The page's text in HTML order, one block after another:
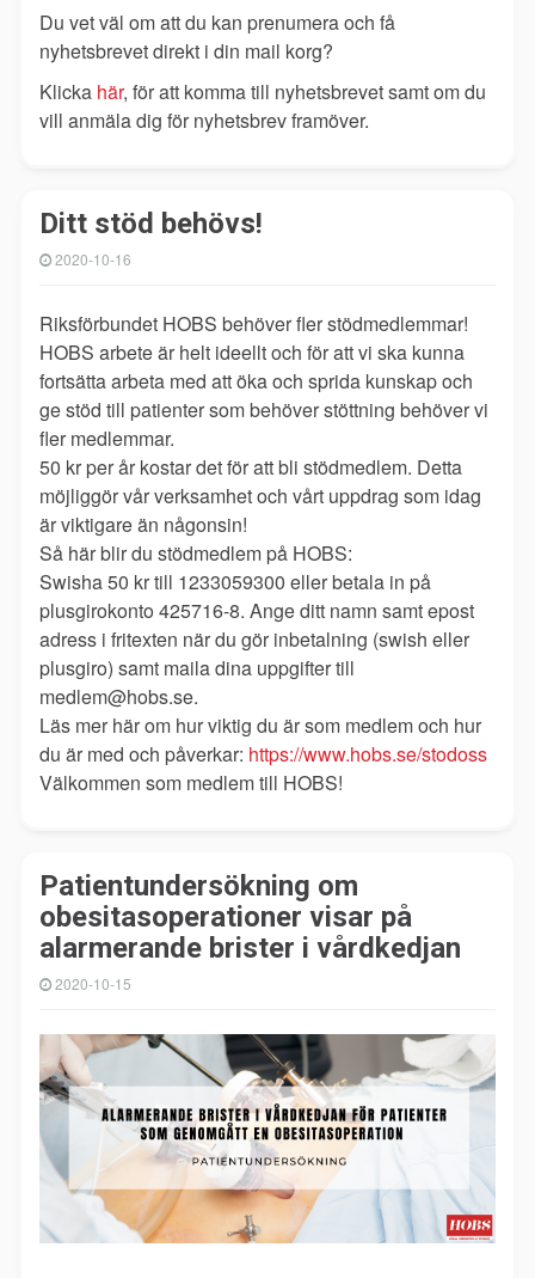
Du vet väl om att du kan prenumera och få
nyhetsbrevet direkt i din mail korg?
Klicka här, för att komma till nyhetsbrevet samt om du
vill anmäla dig för nyhetsbrev framöver.
Ditt stöd behövs!
2020-10-16
Riksförbundet HOBS behöver fler stödmedlemmar!
HOBS arbete är helt ideellt och för att vi ska kunna
fortsätta arbeta med att öka och sprida kunskap och
ge stöd till patienter som behöver stöttning behöver vi
fler medlemmar.
50 kr per år kostar det för att bli stödmedlem. Detta
möjliggör vår verksamhet och vårt uppdrag som idag
är viktigare än någonsin!
Så här blir du stödmedlem på HOBS:
Swisha 50 kr till 1233059300 eller betala in på
plusgirokonto 425716-8. Ange ditt namn samt epost
adress i fritexten när du gör inbetalning (swish eller
plusgiro) samt maila dina uppgifter till
medlem@hobs.se.
Läs mer här om hur viktig du är som medlem och hur
du är med och påverkar: https://www.hobs.se/stodoss
Välkommen som medlem till HOBS!
Patientundersökning om
obesitasoperationer visar på
alarmerande brister i vårdkedjan
2020-10-15